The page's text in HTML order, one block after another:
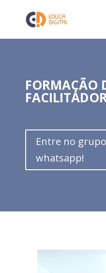
FORMAÇÃO
Entre no
whatsapp!